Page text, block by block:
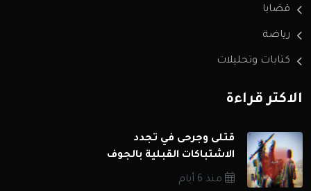
قضايا
رياضة
كتابات وتحليلات
الاكثر قراءة
قتلى وجرحى في تجدد
الاشتباكات القبلية بالجوف
منذ 6 أيام